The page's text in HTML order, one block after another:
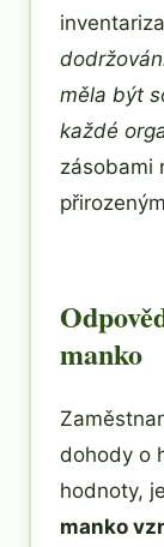
měla být
každé
zásobami
manko
dohody o
hodnoty,
manko